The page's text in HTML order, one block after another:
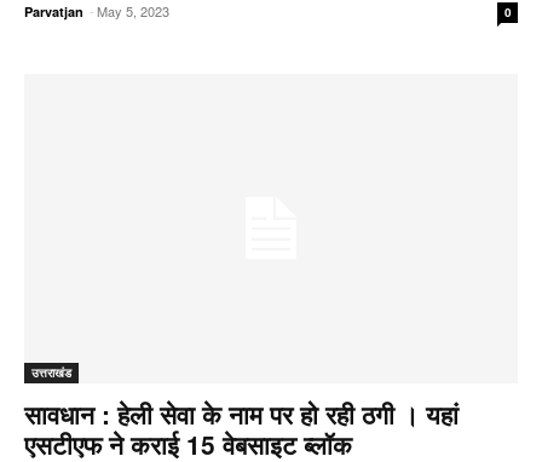
Parvatjan -May 5, 2023 0
उत्तराखंड
सावधान : हेली सेवा के नाम पर हो रही ठगी । यहां
एसटीएफ ने कराई 15 वेबसाइट ब्लॉक